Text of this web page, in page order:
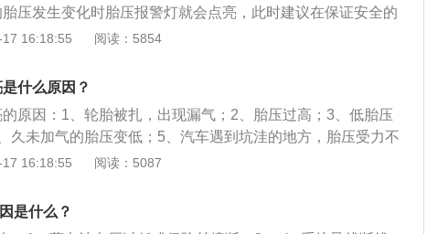
压发生变化时胎压报警灯就会点亮，此时建议在保证安全的
查一下轮胎；如果有胎压监测工具，可以查看一下所有轮胎
：2.4-2.5bar；增强型轮胎：2.8-2.9bar；最高气压：不应大
以汽车轮胎标准气压为原则，适当进行调高0.2bar左右；夏
胎标准胎压下限即可，比如标准型轮胎胎压下线2.4bar；如
，胎压一般可以比标准低0.1bar左右，以免高温爆胎。
16:18:55 阅读：5854
什么原因？
原因：1、轮胎被扎，出现漏气；2、胎压过高；3、低胎压
久未加气的胎压变低；5、汽车遇到坑洼的地方，胎压受力不
统损坏。胎压监控可以通过记录轮胎转速或安装在轮胎中的
控报警时可以先路边停车，下车查看四个轮胎的胎压情况，如
显亏气，可以不予理睬，然后上车后对胎压系统进行复位处
16:18:55 阅读：5087
是什么？